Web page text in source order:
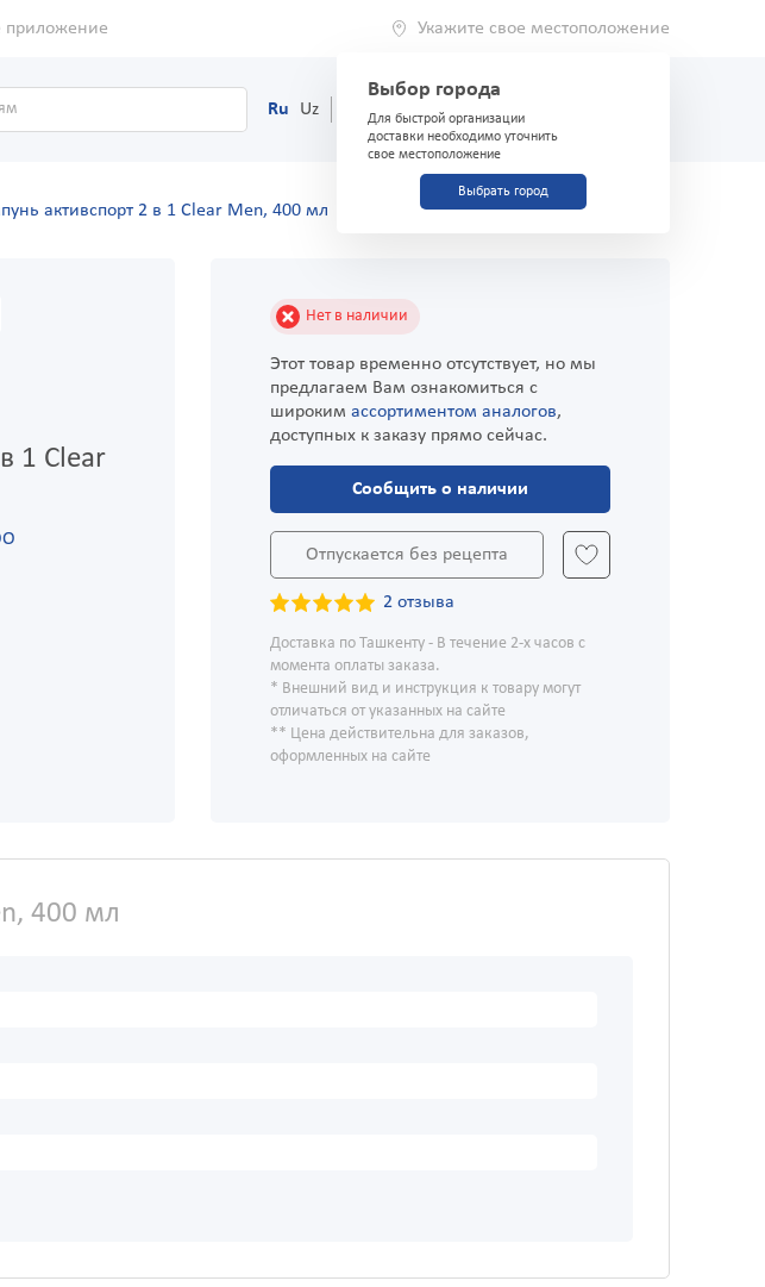
Укажите свое местоположение
Выбор города
Для быстрой организации
доставки необходимо уточнить
свое местоположение
Выбрать город
Ru Uz (71) 200-03-03
активспорт 2 в 1 Clear Men, 400 мл
1 Clear
Нет в наличии
Этот товар временно отсутствует, но мы
предлагаем Вам ознакомиться с
широким ассортиментом аналогов,
доступных к заказу прямо сейчас.
Сообщить о наличии
Отпускается без рецепта
2 отзыва
Доставка по Ташкенту - В течение 2-х часов с
момента оплаты заказа.
* Внешний вид и инструкция к товару могут
отличаться от указанных на сайте
** Цена действительна для заказов,
оформленных на сайте
400 мл